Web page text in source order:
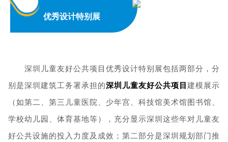
优秀设计特别展
深圳儿童友好公共项目优秀设计特别展包括两部分，分
别是深圳建筑工务署承担的深圳儿童友好公共项目 建模展示
（如第二、第三儿童医院、少年宫、科技馆美术馆图书馆、
学校幼儿园、体育基地等），充分显示深圳这些年对儿童友
好公共设施的投入力度及成效；第二部分是深圳规划部门推